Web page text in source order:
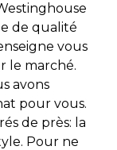
de qualité
vous
le marché.
avons
pour vous.
de près: la
Pour ne